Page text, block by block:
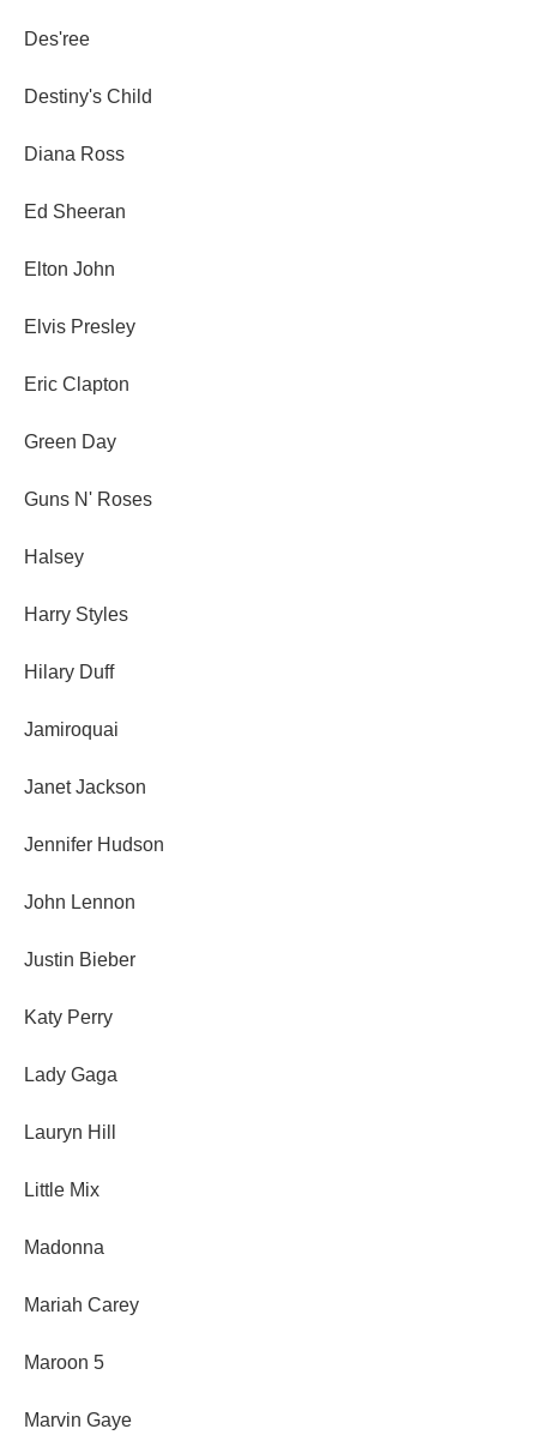
Des'ree
Destiny's Child
Diana Ross
Ed Sheeran
Elton John
Elvis Presley
Eric Clapton
Green Day
Guns N' Roses
Halsey
Harry Styles
Hilary Duff
Jamiroquai
Janet Jackson
Jennifer Hudson
John Lennon
Justin Bieber
Katy Perry
Lady Gaga
Lauryn Hill
Little Mix
Madonna
Mariah Carey
Maroon 5
Marvin Gaye